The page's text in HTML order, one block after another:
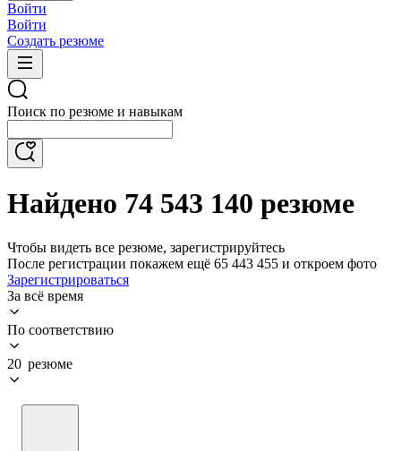
Войти
Войти
Создать резюме
Поиск по резюме и навыкам
Найдено 74 543 140 резюме
Чтобы видеть все резюме, зарегистрируйтесь
После регистрации покажем ещё 65 443 455 и откроем фото
Зарегистрироваться
За всё время
По соответствию
20 резюме